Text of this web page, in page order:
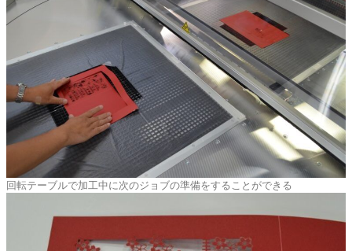
回転テーブルで加工中に次のジョブの準備をすることができる